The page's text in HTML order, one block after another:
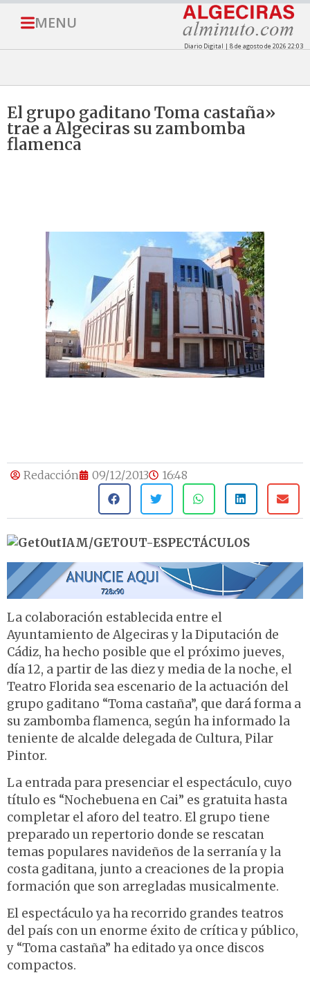
MENU
Diario Digital | 8 de agosto de 2026 22:03
El grupo gaditano Toma castaña»
trae a Algeciras su zambomba
flamenca
Redacción 09/12/2013 16:48
IAM/GETOUT-ESPECTÁCULOS
La colaboración establecida entre el
Ayuntamiento de Algeciras y la Diputación de
Cádiz, ha hecho posible que el próximo jueves,
día 12, a partir de las diez y media de la noche, el
Teatro Florida sea escenario de la actuación del
grupo gaditano “Toma castaña”, que dará forma a
su zambomba flamenca, según ha informado la
teniente de alcalde delegada de Cultura, Pilar
Pintor.
La entrada para presenciar el espectáculo, cuyo
título es “Nochebuena en Cai” es gratuita hasta
completar el aforo del teatro. El grupo tiene
preparado un repertorio donde se rescatan
temas populares navideños de la serranía y la
costa gaditana, junto a creaciones de la propia
formación que son arregladas musicalmente.
El espectáculo ya ha recorrido grandes teatros
del país con un enorme éxito de crítica y público,
y “Toma castaña” ha editado ya once discos
compactos.